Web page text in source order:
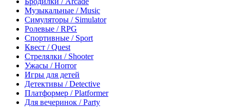
Музыкальные / Music
Симуляторы / Simulator
Ролевые / RPG
Спортивные / Sport
Квест / Quest
Стрелялки / Shooter
Ужасы / Horror
Игры для детей
Детективы / Detective
Платформер / Platformer
Для вечеринок / Party